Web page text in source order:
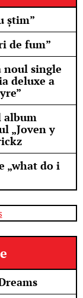
știm”
de fum”
noul single
deluxe a
album
„Joven y
„what do i